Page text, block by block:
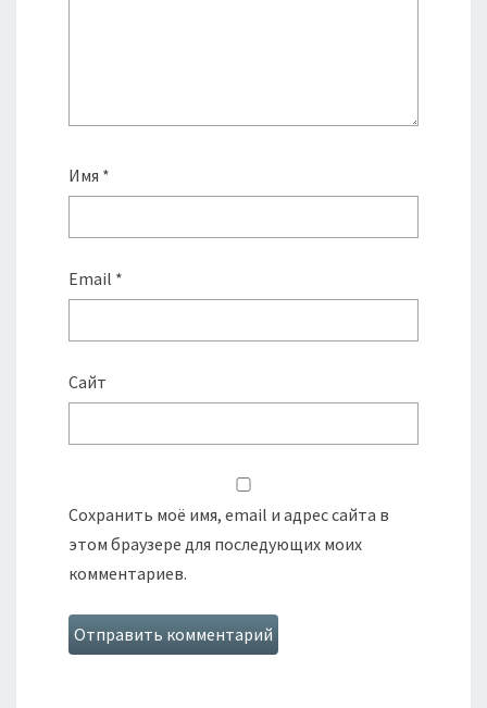
Имя *
Email *
Сайт
Сохранить моё имя, email и адрес сайта в
этом браузере для последующих моих
комментариев.